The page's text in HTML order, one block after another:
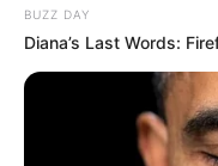
Kim Seung Hyun, Ha Joo
BUZZ DAY
Diana’s Last Words: